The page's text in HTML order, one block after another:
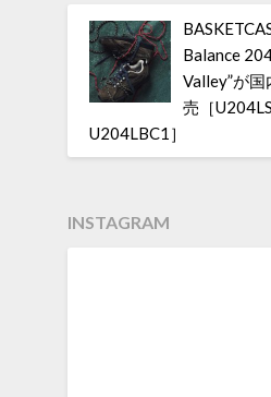
Balance
Valley”が
売［
U204LBC1］
INSTAGRAM